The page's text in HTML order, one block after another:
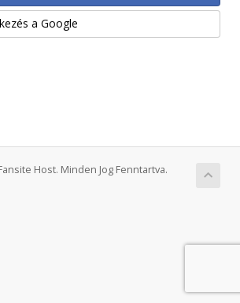
a Google
Host. Minden Jog Fenntartva.